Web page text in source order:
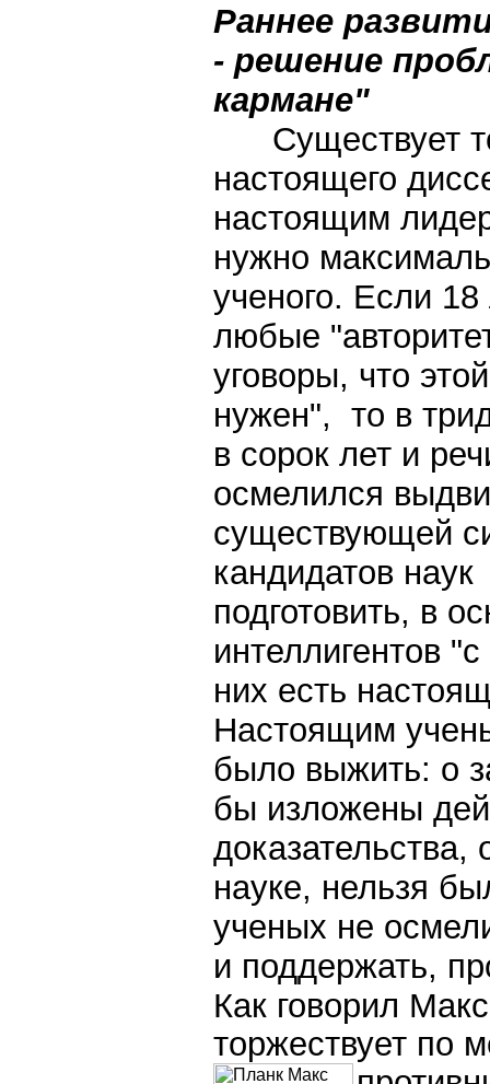
Раннее
- решение
кармане"
Существует
настоящего
настоящим
нужно
ученого. Если
любые
уговоры, что
нужен", то в
в сорок лет и
осмелился
существующей
кандидатов
подготовить, в
интеллигентов
них есть
Настоящим
было выжить: о
бы изложены
науке, нельзя
ученых не
и поддержать,
Как говорил
торжествует по